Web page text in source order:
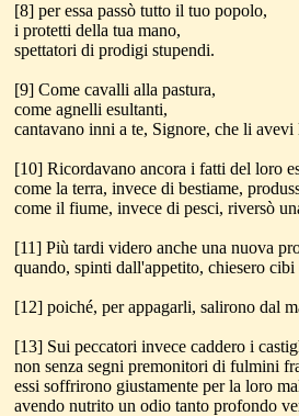
[8] per essa passò tutto il tuo popolo,
i protetti della tua mano,
spettatori di prodigi stupendi.
[9] Come cavalli alla pastura,
come agnelli esultanti,
cantavano inni a te, Signore, che li avevi
[10] Ricordavano ancora i fatti del loro
come la terra, invece di bestiame,
come il fiume, invece di pesci, riversò
[11] Più tardi videro anche una nuova
quando, spinti dall'appetito, chiesero cibi
[12] poiché, per appagarli, salirono dal
[13] Sui peccatori invece caddero i
non senza segni premonitori di fulmini
essi soffrirono giustamente per la loro
avendo nutrito un odio tanto profondo